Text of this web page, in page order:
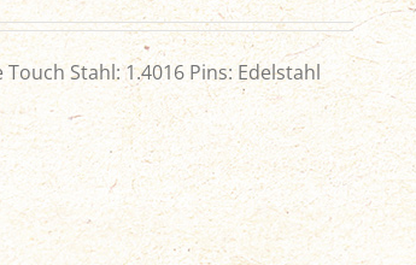
Stahl: 1.4016 Pins: Edelstahl